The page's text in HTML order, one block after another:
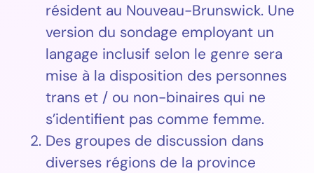
résident au Nouveau-Brunswick. Une
version du sondage employant un
langage inclusif selon le genre sera
mise à la disposition des personnes
trans et / ou non-binaires qui ne
s’identifient pas comme femme.
Des groupes de discussion dans
diverses régions de la province